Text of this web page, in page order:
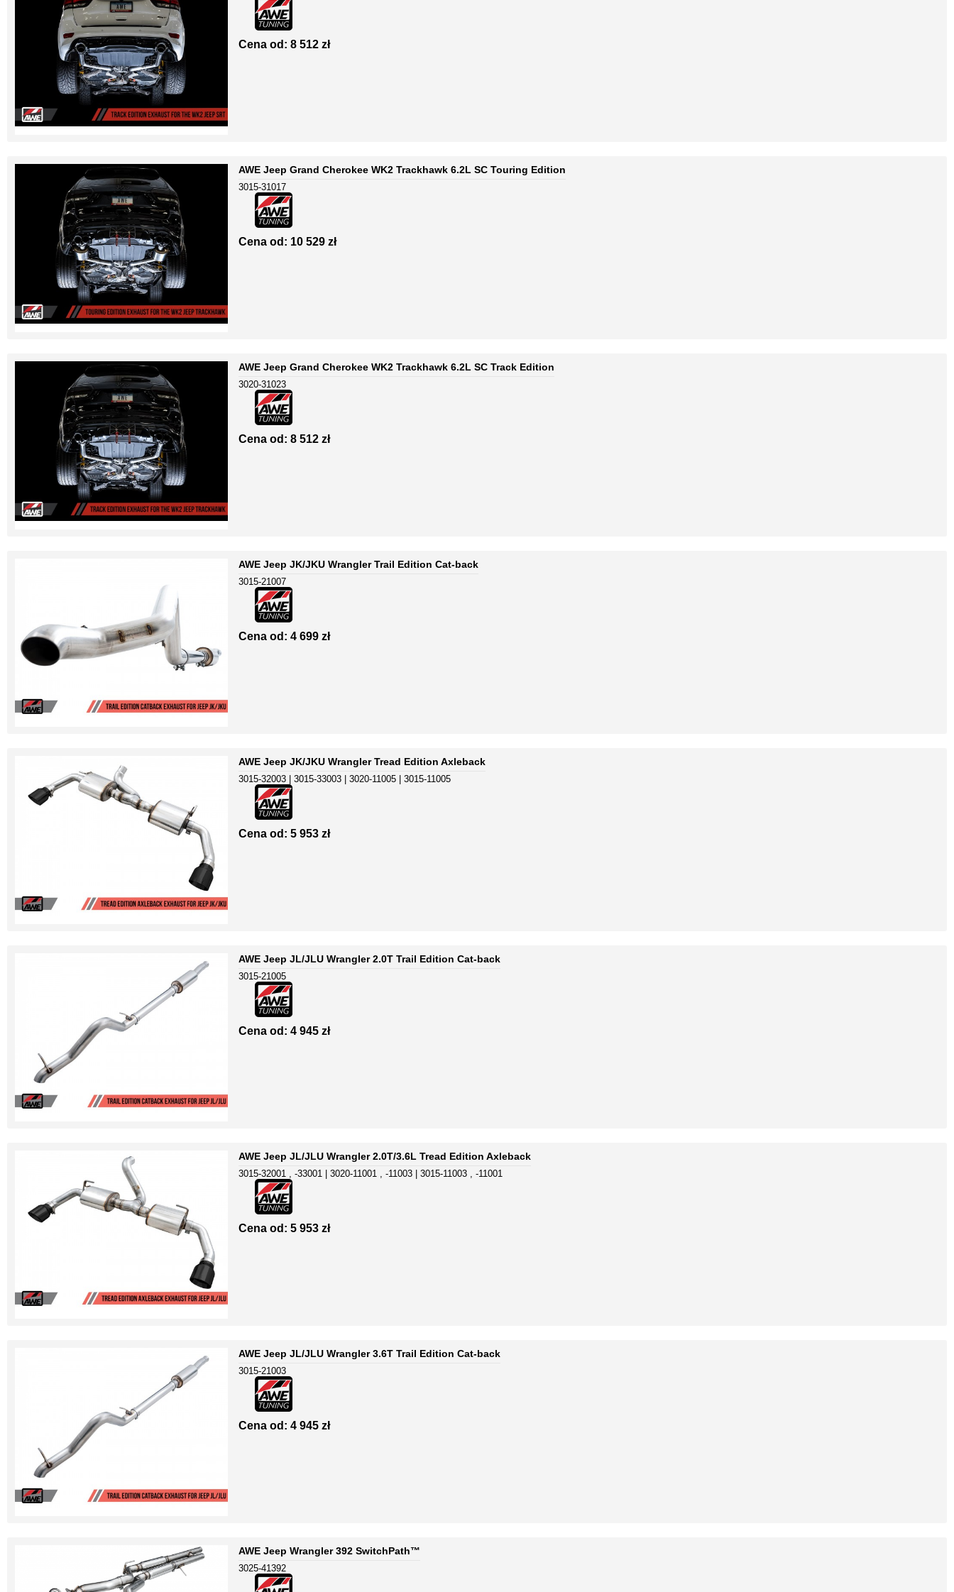
Cena od: 8 512 zł
AWE Jeep Grand Cherokee WK2 Trackhawk 6.2L SC Touring Edition
3015-31017
Cena od: 10 529 zł
AWE Jeep Grand Cherokee WK2 Trackhawk 6.2L SC Track Edition
3020-31023
Cena od: 8 512 zł
AWE Jeep JK/JKU Wrangler Trail Edition Cat-back
3015-21007
Cena od: 4 699 zł
AWE Jeep JK/JKU Wrangler Tread Edition Axleback
3015-32003 | 3015-33003 | 3020-11005 | 3015-11005
Cena od: 5 953 zł
AWE Jeep JL/JLU Wrangler 2.0T Trail Edition Cat-back
3015-21005
Cena od: 4 945 zł
AWE Jeep JL/JLU Wrangler 2.0T/3.6L Tread Edition Axleback
3015-32001 , -33001 | 3020-11001 , -11003 | 3015-11003 , -11001
Cena od: 5 953 zł
AWE Jeep JL/JLU Wrangler 3.6T Trail Edition Cat-back
3015-21003
Cena od: 4 945 zł
AWE Jeep Wrangler 392 SwitchPath™
3025-41392